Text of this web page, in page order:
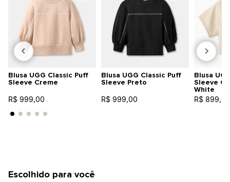
Blusa UGG Classic Puff
Sleeve Creme
R$ 999,00
Blusa UGG Classic Puff
Sleeve Preto
R$ 999,00
Blusa
Sleeve
White
R$ 899,00
Escolhido para você